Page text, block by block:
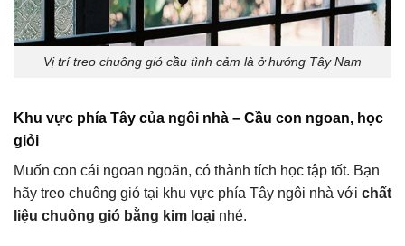
Vị trí treo chuông gió cầu tình cảm là ở hướng Tây Nam
Khu vực phía Tây của ngôi nhà – Cầu con ngoan, học
giỏi
Muốn con cái ngoan ngoãn, có thành tích học tập tốt. Bạn
hãy treo chuông gió tại khu vực phía Tây ngôi nhà với chất
liệu chuông gió bằng kim loại nhé.